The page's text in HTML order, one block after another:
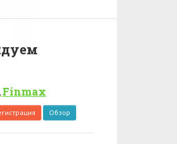
Finmax
Обзор